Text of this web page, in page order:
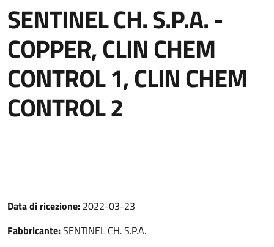
SENTINEL CH. S.P.A. -
COPPER, CLIN CHEM
CONTROL 1, CLIN CHEM
CONTROL 2
Data di ricezione: 2022-03-23
Fabbricante:SENTINEL CH. S.P.A.